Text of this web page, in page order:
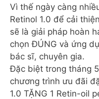
Vì thế ngày càng
Retinol 1.0 để cải
sẽ là giải pháp hoàn
chọn ĐÚNG và ứng
bác sĩ, chuyên gia.
Đặc biệt trong tháng
chương trình ưu đãi
1.0 TẶNG 1 Retin-oil